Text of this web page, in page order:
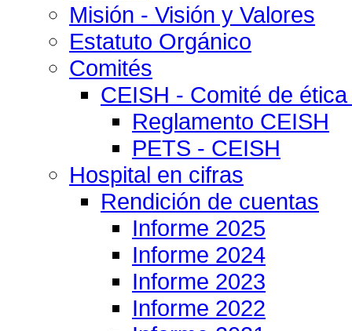
Misión - Visión y Valores
Estatuto Orgánico
Comités
CEISH - Comité de
Reglamento CEISH
PETS - CEISH
Hospital en cifras
Rendición de cuentas
Informe 2025
Informe 2024
Informe 2023
Informe 2022